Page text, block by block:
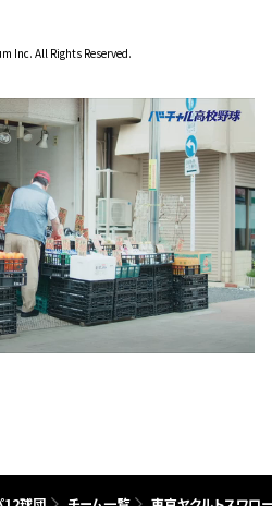
Inc. All Rights Reserved.